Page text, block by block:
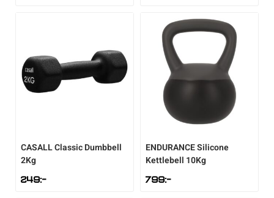
CASALLClassic Dumbbell
2Kg
249:-
ENDURANCESilicone
Kettlebell 10Kg
799:-